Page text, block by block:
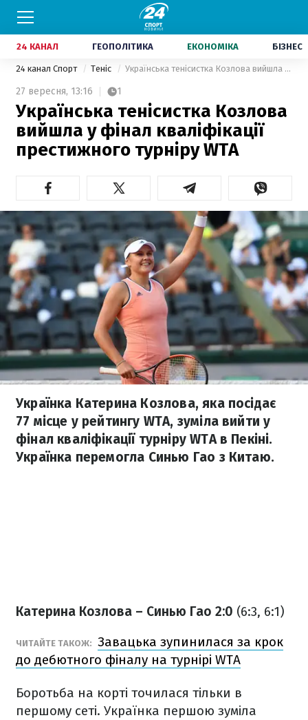
24 КАНАЛ ГЕОПОЛІТИКА ЕКОНОМІКА БІЗНЕС
24 канал Спорт Теніс Українська тенісистка Козлова вийшла у фінал кваліфікації престижного турніру WTA
27 вересня, 13:16 1
Українська тенісистка Козлова
вийшла у фінал кваліфікації
престижного турніру WTA
Українка Катерина Козлова, яка посідає
77 місце у рейтингу WTA, зуміла вийти у
фінал кваліфікації турніру WTA в Пекіні.
Українка перемогла Синью Гао з Китаю.
Катерина Козлова – Синью Гао 2:0 (6:3, 6:1)
ЧИТАЙТЕ ТАКОЖ: Завацька зупинилася за крок
до дебютного фіналу на турнірі WTA
Боротьба на корті точилася тільки в
першому сеті. Українка першою зуміла